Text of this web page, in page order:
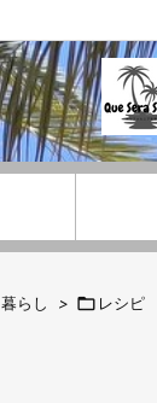
暮らし >  レシピ